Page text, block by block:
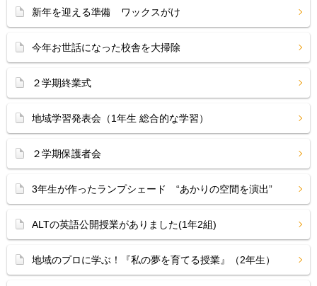
新年を迎える準備 ワックスがけ
今年お世話になった校舎を大掃除
２学期終業式
地域学習発表会（1年生 総合的な学習）
２学期保護者会
3年生が作ったランプシェード “あかりの空間を演出”
ALTの英語公開授業がありました(1年2組)
地域のプロに学ぶ！『私の夢を育てる授業』（2年生）